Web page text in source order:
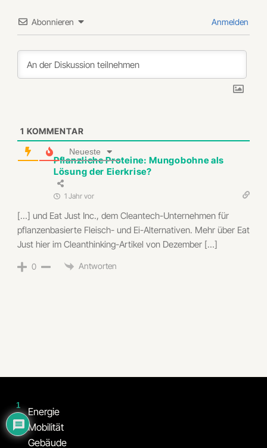
Abonnieren Anmelden
1 KOMMENTAR
Neueste
Pflanzliche Proteine: Mungobohne als
Lösung der Eierkrise?
1 Jahr vor
[…] und Eat Just Inc., dem Cleantech-Unternehmen für
pflanzenbasierte Fleisch- und Ei-Alternativen. Mehr über Eat
Just hier im Cleanthinking-Artikel von Dezember […]
0 Antworten
Energie
Mobilität
Gebäude
1